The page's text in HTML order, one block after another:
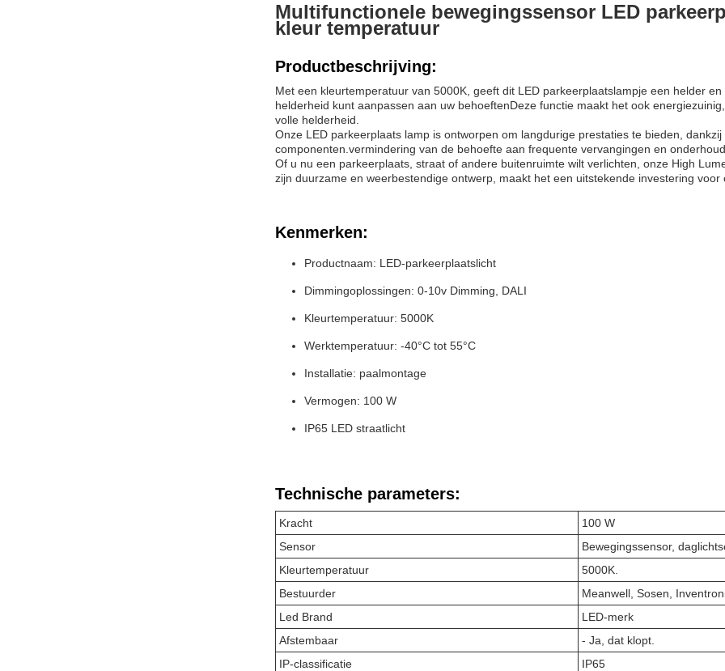
Multifunctionele bewegingssensor LED
kleur temperatuur
Productbeschrijving:
Met een kleurtemperatuur van 5000K, geeft dit LED parkeerplaatslampje een helder
helderheid kunt aanpassen aan uw behoeftenDeze functie maakt het ook
volle helderheid.
Onze LED parkeerplaats lamp is ontworpen om langdurige prestaties te bieden,
componenten.vermindering van de behoefte aan frequente vervangingen en
Of u nu een parkeerplaats, straat of andere buitenruimte wilt verlichten, onze High
zijn duurzame en weerbestendige ontwerp, maakt het een uitstekende investering
Kenmerken:
Productnaam: LED-parkeerplaatslicht
Dimmingoplossingen: 0-10v Dimming, DALI
Kleurtemperatuur: 5000K
Werktemperatuur: -40°C tot 55°C
Installatie: paalmontage
Vermogen: 100 W
IP65 LED straatlicht
Technische parameters:
Kracht
100 W
Sensor
Bewegingssensor,
Kleurtemperatuur
5000K.
Bestuurder
Meanwell, Sosen,
Led Brand
LED-merk
Afstembaar
- Ja, dat klopt.
IP-classificatie
IP65